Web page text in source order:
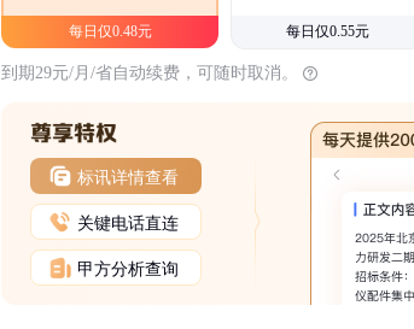
每日仅0.48元 每日仅0.55元
到期29元/月/省自动续费，可随时取消。
标讯详情查看
关键电话直连
甲方分析查询